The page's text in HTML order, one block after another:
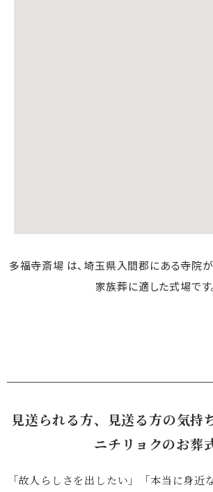
多福寺斎場 は、埼玉県入間郡にある寺院が
家族葬に適した式場です
見送られる方、見送る方の気持
ニチリョクのお葬
「故人らしさを出したい」「本当に身近